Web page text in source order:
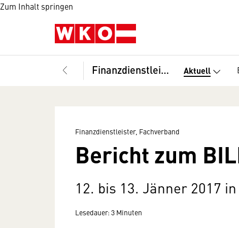
Zum Inhalt springen
Finanzdienstleister, Fachverband Aktuell
Finanzdienstleister, Fachverband
Bericht zum
12. bis 13. Jänner 2017
Lesedauer: 3 Minuten